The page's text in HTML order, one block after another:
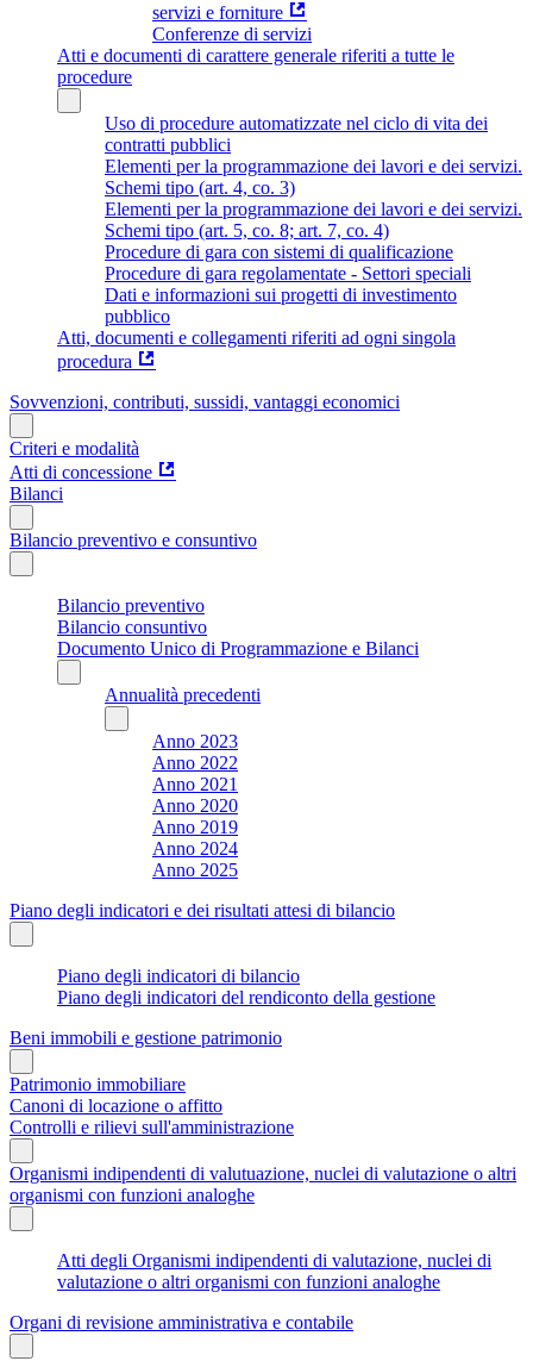
servizi e forniture
Conferenze di servizi
Atti e documenti di carattere generale riferiti a tutte le
procedure
Uso di procedure automatizzate nel ciclo di vita dei
contratti pubblici
Elementi per la programmazione dei lavori e dei servizi.
Schemi tipo (art. 4, co. 3)
Elementi per la programmazione dei lavori e dei servizi.
Schemi tipo (art. 5, co. 8; art. 7, co. 4)
Procedure di gara con sistemi di qualificazione
Procedure di gara regolamentate - Settori speciali
Dati e informazioni sui progetti di investimento
pubblico
Atti, documenti e collegamenti riferiti ad ogni singola
procedura
Sovvenzioni, contributi, sussidi, vantaggi economici
Criteri e modalità
Atti di concessione
Bilanci
Bilancio preventivo e consuntivo
Bilancio preventivo
Bilancio consuntivo
Documento Unico di Programmazione e Bilanci
Annualità precedenti
Anno 2023
Anno 2022
Anno 2021
Anno 2020
Anno 2019
Anno 2024
Anno 2025
Piano degli indicatori e dei risultati attesi di bilancio
Piano degli indicatori di bilancio
Piano degli indicatori del rendiconto della gestione
Beni immobili e gestione patrimonio
Patrimonio immobiliare
Canoni di locazione o affitto
Controlli e rilievi sull'amministrazione
Organismi indipendenti di valutuazione, nuclei di valutazione o altri
organismi con funzioni analoghe
Atti degli Organismi indipendenti di valutazione, nuclei di
valutazione o altri organismi con funzioni analoghe
Organi di revisione amministrativa e contabile